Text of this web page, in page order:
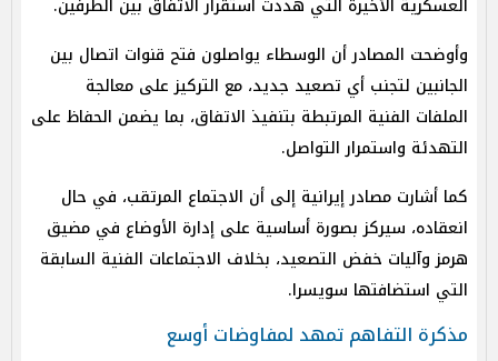
وأوضحت المصادر أن الوسطاء يواصلون فتح قنوات اتصال بين
الجانبين لتجنب أي تصعيد جديد، مع التركيز على معالجة
الملفات الفنية المرتبطة بتنفيذ الاتفاق، بما يضمن الحفاظ على
التهدئة واستمرار التواصل.
كما أشارت مصادر إيرانية إلى أن الاجتماع المرتقب، في حال
انعقاده، سيركز بصورة أساسية على إدارة الأوضاع في مضيق
هرمز وآليات خفض التصعيد، بخلاف الاجتماعات الفنية السابقة
التي استضافتها سويسرا.
مذكرة التفاهم تمهد لمفاوضات أوسع